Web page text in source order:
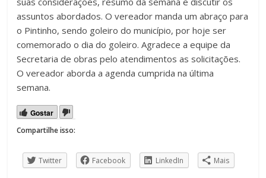
assuntos abordados. O vereador manda um abraço para
o Pintinho, sendo goleiro do município, por hoje ser
comemorado o dia do goleiro. Agradece a equipe da
Secretaria de obras pelo atendimentos as solicitações.
O vereador aborda a agenda cumprida na última
semana.
Gostar
Compartilhe isso:
Twitter Facebook LinkedIn Mais